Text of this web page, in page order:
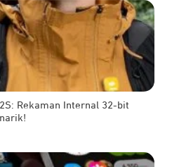
Rekaman Internal 32-bit